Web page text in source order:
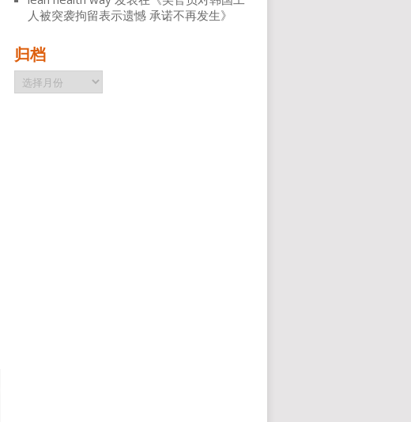
人被突袭拘留表示遗憾 承诺不再发生》
归档
归
档